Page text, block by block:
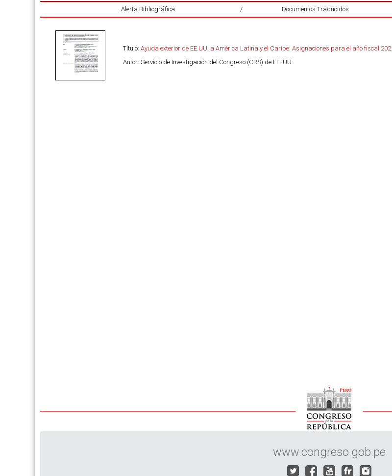
Alerta Bibliográfica / Documentos Traducidos
Título: Ayuda exterior de EE.UU. a América Latina y el Caribe: Asignaciones para el año fiscal
Autor: Servicio de Investigación del Congreso (CRS) de EE. UU.
www.congreso.gob.pe